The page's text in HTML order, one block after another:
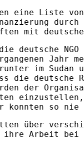
eine Liste
mit
deutsche
Jahr
im
die deutsche
der
konnten so
über
Arbeit bei